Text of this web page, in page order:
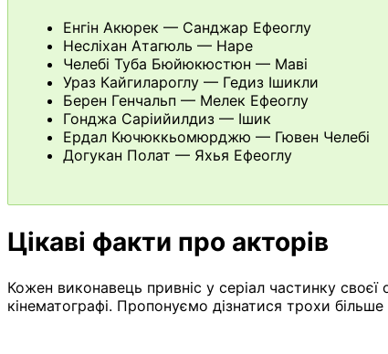
Енгін Акюрек — Санджар Ефеоглу
Несліхан Атагюль — Наре
Челебі Туба Бюйюкюстюн — Маві
Ураз Кайгилароглу — Гедиз Ішикли
Берен Генчальп — Мелек Ефеоглу
Гонджа Саріийилдиз — Ішик
Ердал Кючюккьомюрджю — Гювен Челебі
Догукан Полат — Яхья Ефеоглу
Цікаві факти про акторів
Кожен виконавець привніс у серіал частинку
кінематографі. Пропонуємо дізнатися трохи